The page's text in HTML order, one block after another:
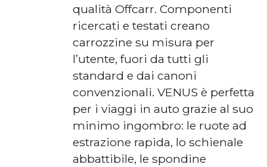
qualità Offcarr. Componenti
ricercati e testati creano
carrozzine su misura per
l’utente, fuori da tutti gli
standard e dai canoni
convenzionali. VENUS è perfetta
per i viaggi in auto grazie al suo
minimo ingombro: le ruote ad
estrazione rapida, lo schienale
abbattibile, le spondine